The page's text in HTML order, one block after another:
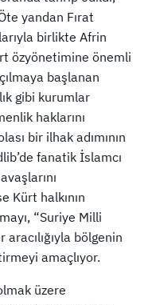
yandan Fırat
birlikte Afrin
özyönetimine önemli
başlanan
gibi kurumlar
haklarını
bir ilhak adımının
fanatik İslamcı
Kürt halkının
“Suriye Milli
bölgenin
amaçlıyor.
üzere